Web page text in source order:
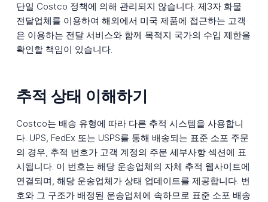
단일 Costco 정책에 의해 관리되지 않습니다. 제3자 화물
전달업체를 이용하여 해외에서 미국 제품에 접근하는 고객
은 이용하는 전달 서비스와 함께 목적지 국가의 수입 제한을
확인할 책임이 있습니다.
추적 상태 이해하기
Costco는 배송 유형에 따라 다른 추적 시스템을 사용합니
다. UPS, FedEx 또는 USPS를 통해 배송되는 표준 소포 주문
의 경우, 추적 번호가 고객 계정의 주문 세부사항 섹션에 표
시됩니다. 이 번호는 해당 운송업체의 자체 추적 웹사이트에
연결되며, 해당 운송업체가 상태 업데이트를 제공합니다. 번
호와 그 구조가 배정된 운송업체에 속하므로 표준 소포 배송